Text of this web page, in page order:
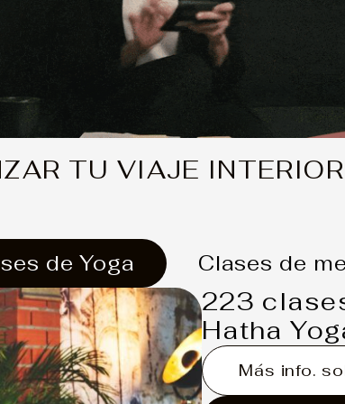
TU VIAJE
de Yoga Clases de
223
Hatha
Más info.